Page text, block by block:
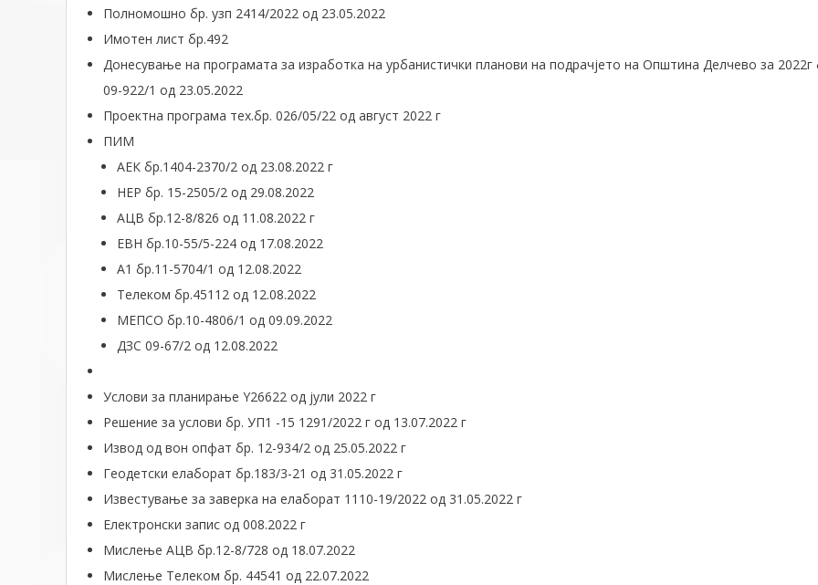
Полномошно бр. узп 2414/2022 од 23.05.2022
Имотен лист бр.492
Донесување на програмата за изработка на урбанистички планови на подрачјето на Општина Делчево за 2022г
09-922/1 од 23.05.2022
Проектна програма тех.бр. 026/05/22 од август 2022 г
ПИМ
АЕК бр.1404-2370/2 од 23.08.2022 г
НЕР бр. 15-2505/2 од 29.08.2022
АЦВ бр.12-8/826 од 11.08.2022 г
ЕВН бр.10-55/5-224 од 17.08.2022
А1 бр.11-5704/1 од 12.08.2022
Телеком бр.45112 од 12.08.2022
МЕПСО бр.10-4806/1 од 09.09.2022
ДЗС 09-67/2 од 12.08.2022
Услови за планирање Y26622 од јули 2022 г
Решение за услови бр. УП1 -15 1291/2022 г од 13.07.2022 г
Извод од вон опфат бр. 12-934/2 од 25.05.2022 г
Геодетски елаборат бр.183/3-21 од 31.05.2022 г
Известување за заверка на елаборат 1110-19/2022 од 31.05.2022 г
Електронски запис од 008.2022 г
Мислење АЦВ бр.12-8/728 од 18.07.2022
Мислење Телеком бр. 44541 од 22.07.2022